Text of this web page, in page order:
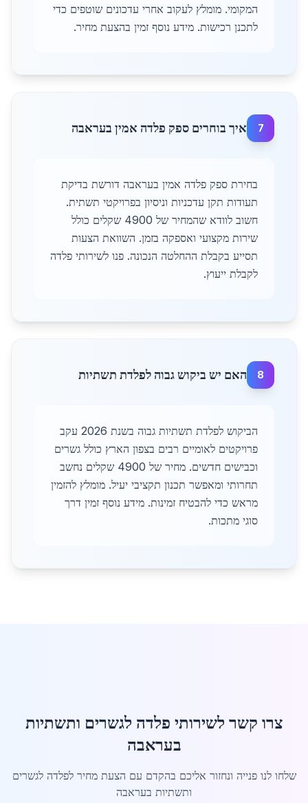
המקומי. מומלץ לעקוב אחרי עדכונים שוטפים כדי
לתכנן רכישות. מידע נוסף זמין בהצעת מחיר.
7 איך בוחרים ספק פלדה אמין בעראבה
בחירת ספק פלדה אמין בעראבה דורשת בדיקת
תעודות תקן עדכניות וניסיון בפרויקטי תשתית.
חשוב לוודא שהמחיר של 4900 שקלים כולל
שירות מקצועי ואספקה בזמן. השוואת הצעות
תסייע בקבלת ההחלטה הנכונה. פנו לשירותי פלדה
לקבלת ייעוץ.
8 האם יש ביקוש גבוה לפלדת תשתיות
הביקוש לפלדת תשתיות גבוה בשנת 2026 עקב
פרויקטים לאומיים רבים בצפון הארץ כולל גשרים
וכבישים חדשים. מחיר של 4900 שקלים נחשב
תחרותי ומאפשר תכנון תקציבי יעיל. מומלץ להזמין
מראש כדי להבטיח זמינות. מידע נוסף זמין דרך
סוגי מתכות.
צרו קשר לשירותי פלדה לגשרים ותשתיות
בעראבה
שלחו לנו פנייה ונחזור אליכם בהקדם עם הצעת מחיר לפלדה לגשרים
ותשתיות בעראבה